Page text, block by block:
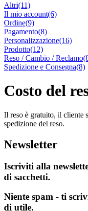
Altri(11)
Il mio account(6)
Ordine(9)
Pagamento(8)
Personalizzazione(16)
Prodotto(12)
Reso / Cambio / Reclamo
Spedizione e Consegna(8)
Costo del
Il reso è gratuito, il cliente
spedizione del reso.
Newsletter
Iscriviti alla
di sacchetti.
Niente spam - ti
di utile.